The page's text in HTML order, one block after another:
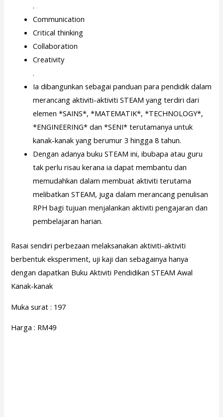
.
Communication
Critical thinking
Collaboration
Creativity
.
Ia dibangunkan sebagai panduan para pendidik dalam
merancang aktiviti-aktiviti STEAM yang terdiri dari
elemen *SAINS*, *MATEMATIK*, *TECHNOLOGY*,
*ENGINEERING* dan *SENI* terutamanya untuk
kanak-kanak yang berumur 3 hingga 8 tahun.
Dengan adanya buku STEAM ini, ibubapa atau guru
tak perlu risau kerana ia dapat membantu dan
memudahkan dalam membuat aktiviti terutama
melibatkan STEAM, juga dalam merancang penulisan
RPH bagi tujuan menjalankan aktiviti pengajaran dan
pembelajaran harian.
Rasai sendiri perbezaan melaksanakan aktiviti-aktiviti
berbentuk eksperiment, uji kaji dan sebagainya hanya
dengan dapatkan Buku Aktiviti Pendidikan STEAM Awal
Kanak-kanak
Muka surat : 197
Harga : RM49